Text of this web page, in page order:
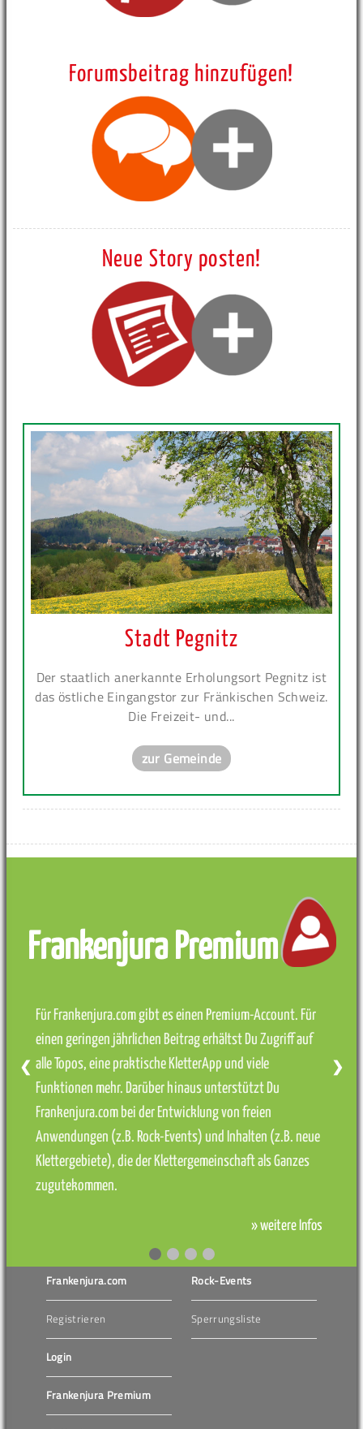
Forumsbeitrag hinzufügen!
Neue Story posten!
Stadt Pegnitz
Der staatlich anerkannte Erholungsort Pegnitz ist
das östliche Eingangstor zur Fränkischen Schweiz.
Die Freizeit- und...
zur Gemeinde
Frankenjura Premium
Für Frankenjura.com gibt es einen Premium-Account. Für
einen geringen jährlichen Beitrag erhältst Du Zugriff auf
alle Topos, eine praktische KletterApp und viele
Funktionen mehr. Darüber hinaus unterstützt Du
Frankenjura.com bei der Entwicklung von freien
Anwendungen (z.B. Rock-Events) und Inhalten (z.B. neue
Klettergebiete), die der Klettergemeinschaft als Ganzes
zugutekommen.
» weitere Infos
❮ ❯
Frankenjura.com
Registrieren
Login
Frankenjura Premium
Rock-Events
Sperrungsliste